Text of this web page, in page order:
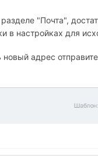
"Почта",
в настройках для
адрес